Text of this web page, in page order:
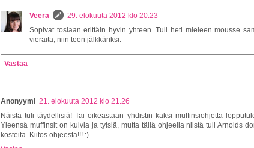
Veera
29. elokuuta 2012 klo 20.23
Sopivat tosiaan erittäin hyvin yhteen. Tuli heti mieleen mousse
vieraita, niin teen jälkkäriksi.
Vastaa
Anonyymi 21. elokuuta 2012 klo 21.26
Näistä tuli täydellisiä! Tai oikeastaan yhdistin kaksi muffinsiohjetta
Yleensä muffinsit on kuivia ja tylsiä, mutta tällä ohjeella niistä tuli Arnolds
kosteita. Kiitos ohjeesta!!! :)